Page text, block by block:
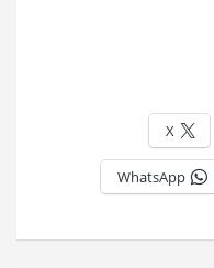
X
WhatsApp